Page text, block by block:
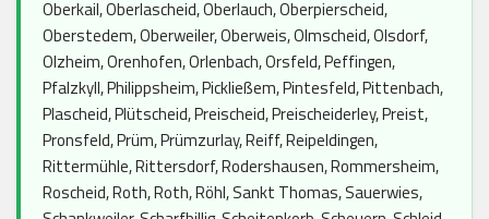
Oberkail, Oberlascheid, Oberlauch, Oberpierscheid,
Oberstedem, Oberweiler, Oberweis, Olmscheid, Olsdorf,
Olzheim, Orenhofen, Orlenbach, Orsfeld, Peffingen,
Pfalzkyll, Philippsheim, Pickließem, Pintesfeld, Pittenbach,
Plascheid, Plütscheid, Preischeid, Preischeiderley, Preist,
Pronsfeld, Prüm, Prümzurlay, Reiff, Reipeldingen,
Rittermühle, Rittersdorf, Rodershausen, Rommersheim,
Roscheid, Roth, Roth, Röhl, Sankt Thomas, Sauerwies,